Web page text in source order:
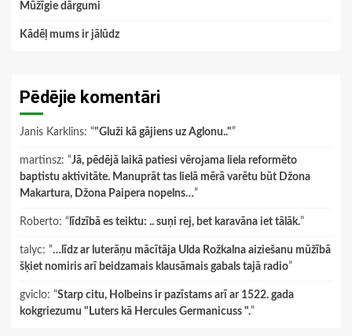
Mūžīgie dārgumi
Kādēļ mums ir jālūdz
Pēdējie komentāri
Janis Karklins: “"Gluži kā gājiens uz Aglonu.."”
martinsz: “Jā, pēdējā laikā patiesi vērojama liela reformēto
baptistu aktivitāte. Manuprāt tas lielā mērā varētu būt Džona
Makartura, Džona Paipera nopelns…”
Roberto: “ līdzībā es teiktu: .. suņi rej, bet karavāna iet tālāk.”
talyc: “…līdz ar luterāņu mācītāja Ulda Rožkalna aiziešanu mūžībā
šķiet nomiris arī beidzamais klausāmais gabals tajā radio”
gviclo: “Starp citu, Holbeins ir pazīstams arī ar 1522. gada
kokgriezumu "Luters kā Hercules Germanicuss ".”